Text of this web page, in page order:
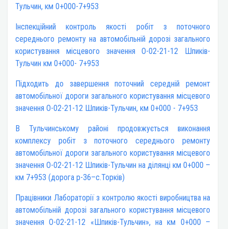
Тульчин, км 0+000-7+953
Інспекційний контроль якості робіт з поточного
середнього ремонту на автомобільній дорозі загального
користування місцевого значення О-02-21-12 Шпиків-
Тульчин км 0+000- 7+953
Підходить до завершення поточний середній ремонт
автомобільної дороги загального користування місцевого
значення О-02-21-12 Шпиків-Тульчин, км 0+000 - 7+953
В Тульчинському районі продовжується виконання
комплексу робіт з поточного середнього ремонту
автомобільної дороги загального користування місцевого
значення О-02-21-12 Шпиків-Тульчин на ділянці км 0+000 –
км 7+953 (дорога р-36–с.Торків)
Працівники Лабораторії з контролю якості виробництва на
автомобільній дорозі загального користування місцевого
значення О-02-21-12 «Шпиків-Тульчин», на км 0+000 –